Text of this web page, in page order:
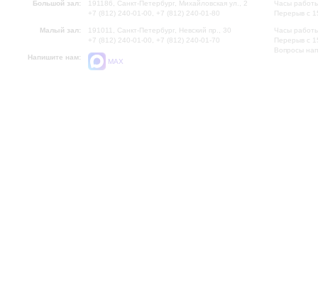
Большой зал:
191186, Санкт-Петербург, Михайловская ул., 2
+7 (812) 240-01-00, +7 (812) 240-01-80
Малый зал:
191011, Санкт-Петербург, Невский пр., 30
+7 (812) 240-01-00, +7 (812) 240-01-70
Напишите нам:
MAX
Часы
Перерыв с
Часы
Перерыв с
Вопросы